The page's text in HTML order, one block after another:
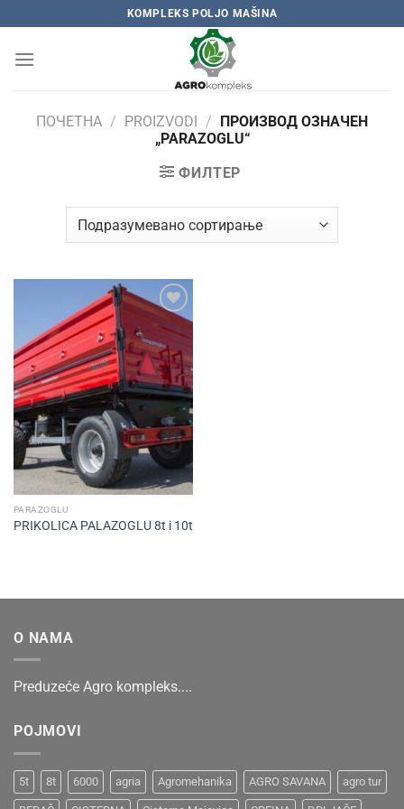
to
content
KOMPLEKS POLJO MAŠINA
ПОЧЕТНА / PROIZVODI / ПРОИЗВОД OЗНАЧЕН
„PARAZOGLU“
ФИЛТЕР
Add to
wishlist
PARAZOGLU
PRIKOLICA PALAZOGLU 8t i 10t
O NAMA
Preduzeće Agro kompleks....
POJMOVI
5t 8t 6000 agria Agromehanika AGRO SAVANA agro tur